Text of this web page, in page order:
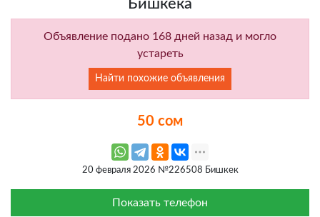
Бишкека
Объявление подано 168 дней назад и могло
устареть
Найти похожие объявления
50 сом
20 февраля 2026 №226508 Бишкек
Показать телефон